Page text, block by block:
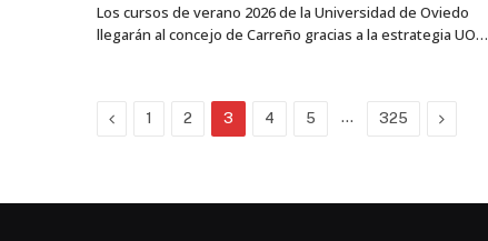
Los cursos de verano 2026 de la Universidad de Oviedo
llegarán al concejo de Carreño gracias a la estrategia UO…
Previous
1 2 3 4 5 … 325 Next